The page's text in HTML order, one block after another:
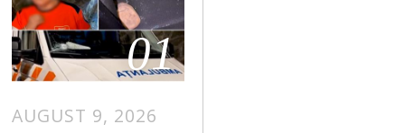
01
AUGUST 9, 2026